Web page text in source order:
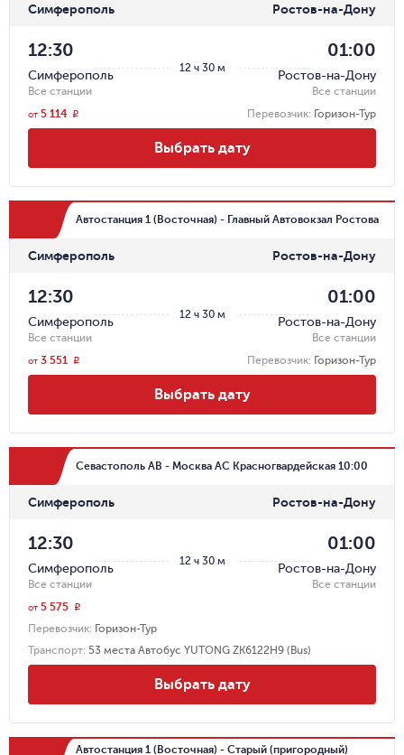
Симферополь Ростов-на-Дону
12 ч 30 м
12:30
Симферополь
Все станции
01:00
Ростов-на-Дону
Все станции
Перевозчик: Горизон-Тур
от 5 114 r
Выбрать дату
Автостанция 1 (Восточная) - Главный Автовокзал Ростова
Симферополь Ростов-на-Дону
12 ч 30 м
12:30
Симферополь
Все станции
01:00
Ростов-на-Дону
Все станции
Перевозчик: Горизон-Тур
от 3 551 r
Выбрать дату
Севастополь АВ - Москва АС Красногвардейская 10:00
Симферополь Ростов-на-Дону
12 ч 30 м
12:30
Симферополь
Все станции
01:00
Ростов-на-Дону
Все станции
Перевозчик: Горизон-Тур
Транспорт: 53 места Автобус YUTONG ZK6122H9 (Bus)
от 5 575 r
Выбрать дату
Автостанция 1 (Восточная) - Старый (пригородный)